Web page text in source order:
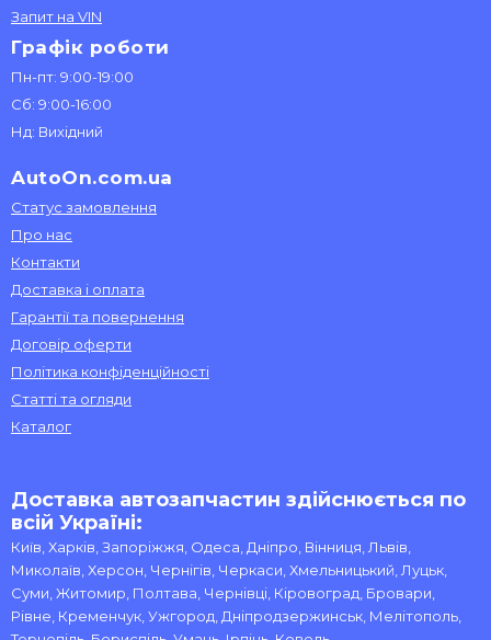
Запит на VIN
Графік роботи
Пн-пт: 9:00-19:00
Сб: 9:00-16:00
Нд: Вихідний
AutoOn.com.ua
Статус замовлення
Про нас
Контакти
Доставка і оплата
Гарантії та повернення
Договір оферти
Політика конфіденційності
Статті та огляди
Каталог
Доставка автозапчастин здійснюється по
всій Україні:
Київ, Харків, Запоріжжя, Одеса, Дніпро, Вінниця, Львів,
Миколаїв, Херсон, Чернігів, Черкаси, Хмельницький, Луцьк,
Суми, Житомир, Полтава, Чернівці, Кіровоград, Бровари,
Рівне, Кременчук, Ужгород, Дніпродзержинськ, Мелітополь,